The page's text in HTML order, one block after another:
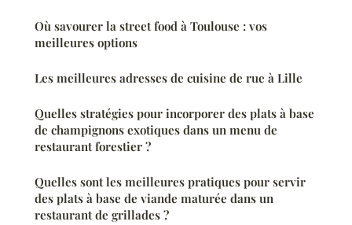
Où savourer la street food à Toulouse : vos
meilleures options
Les meilleures adresses de cuisine de rue à Lille
Quelles stratégies pour incorporer des plats à base
de champignons exotiques dans un menu de
restaurant forestier ?
Quelles sont les meilleures pratiques pour servir
des plats à base de viande maturée dans un
restaurant de grillades ?